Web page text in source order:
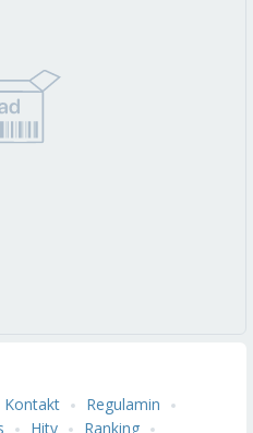
Kontakt
Regulamin
Hity Ranking